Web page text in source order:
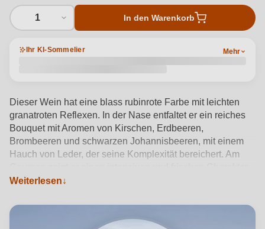
1 In den Warenkorb
Ihr KI-Sommelier Mehr
Dieser Wein hat eine blass rubinrote Farbe mit leichten
granatroten Reflexen. In der Nase entfaltet er ein reiches
Bouquet mit Aromen von Kirschen, Erdbeeren,
Brombeeren und schwarzen Johannisbeeren, mit einem
Hauch von Leder, der seine Komplexität bereichert. Am
der perfekt ausgeglichen ist. Die Tannine sind delikat und
Schluck hinterlässt einen befriedigenden Nachklang, ideal
für alle, die ein harmonisches und umhüllendes Erlebnis
Weiterlesen